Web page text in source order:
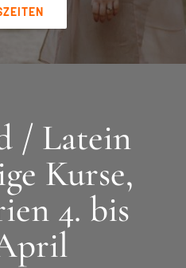
/ Latein
Kurse,
4. bis